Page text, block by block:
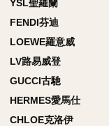
YSL聖羅蘭
FENDI芬迪
LOEWE羅意威
LV路易威登
GUCCI古馳
HERMES愛馬仕
CHLOE克洛伊